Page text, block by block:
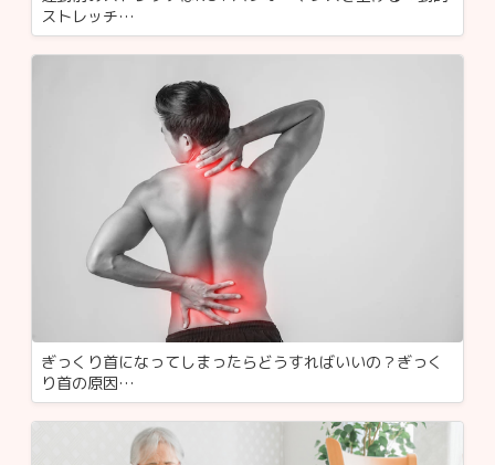
ストレッチ…
ぎっくり首になってしまったらどうすればいいの？ぎっく
り首の原因…